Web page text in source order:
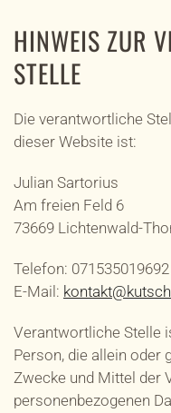
HINWEIS ZUR
STELLE
Die verantwortliche
dieser Website ist:
Julian Sartorius
Am freien Feld 6
73669 Lichtenwald-
Telefon: 071535019692
E-Mail:
Verantwortliche Stelle
Person, die allein oder
Zwecke und Mittel der
personenbezogenen